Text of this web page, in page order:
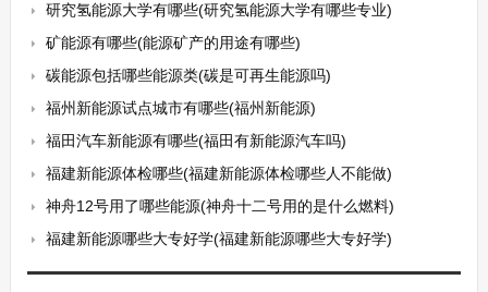
研究氢能源大学有哪些(研究氢能源大学有哪些专业)
矿能源有哪些(能源矿产的用途有哪些)
碳能源包括哪些能源类(碳是可再生能源吗)
福州新能源试点城市有哪些(福州新能源)
福田汽车新能源有哪些(福田有新能源汽车吗)
福建新能源体检哪些(福建新能源体检哪些人不能做)
神舟12号用了哪些能源(神舟十二号用的是什么燃料)
福建新能源哪些大专好学(福建新能源哪些大专好学)